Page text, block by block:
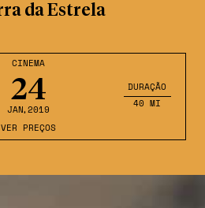
CINEMA
24
JAN,2019
DURAÇÃO
40 MI
VER PREÇOS
da Estrela